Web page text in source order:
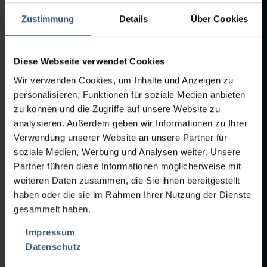
Zustimmung Details Über Cookies
Diese Webseite verwendet Cookies
Wir verwenden Cookies, um Inhalte und Anzeigen zu
personalisieren, Funktionen für soziale Medien anbieten
zu können und die Zugriffe auf unsere Website zu
analysieren. Außerdem geben wir Informationen zu Ihrer
Verwendung unserer Website an unsere Partner für
soziale Medien, Werbung und Analysen weiter. Unsere
Partner führen diese Informationen möglicherweise mit
weiteren Daten zusammen, die Sie ihnen bereitgestellt
haben oder die sie im Rahmen Ihrer Nutzung der Dienste
gesammelt haben.
Impressum
Datenschutz
02-0768 layout_1.pdf
PDF-DOWNLOAD:
02-0768 layout_2.pdf
NRO. DE POSICIÓN:05-0177
NRO. DE
POSICIÓN:
05-0177
ETIQUETADORA PARA
AMPOLLAS/VIALES/CARTUCHOS
14 Máquinas para esmaltes y tintas